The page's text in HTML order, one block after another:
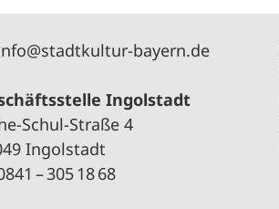
bayern.de
Ingolstadt
Schul-Straße 4
Ingolstadt
– 305 18 68